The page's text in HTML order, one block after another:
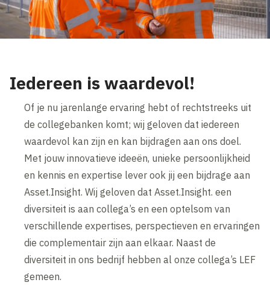
Iedereen is waardevol!
Of je nu jarenlange ervaring hebt of rechtstreeks uit
de collegebanken komt; wij geloven dat iedereen
waardevol kan zijn en kan bijdragen aan ons doel.
Met jouw innovatieve ideeën, unieke persoonlijkheid
en kennis en expertise lever ook jij een bijdrage aan
Asset.Insight. Wij geloven dat Asset.Insight. een
diversiteit is aan collega’s en een optelsom van
verschillende expertises, perspectieven en ervaringen
die complementair zijn aan elkaar. Naast de
diversiteit in ons bedrijf hebben al onze collega’s LEF
gemeen.